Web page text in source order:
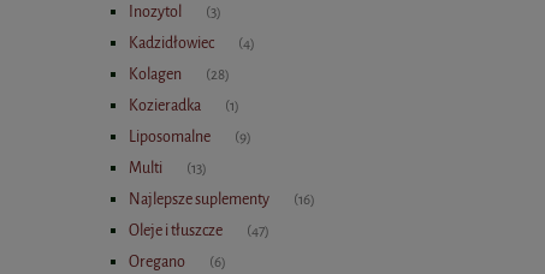
Inozytol (3)
Kadzidłowiec (4)
Kolagen (28)
Kozieradka (1)
Liposomalne (9)
Multi (13)
Najlepsze suplementy (16)
Oleje i tłuszcze (47)
Oregano (6)